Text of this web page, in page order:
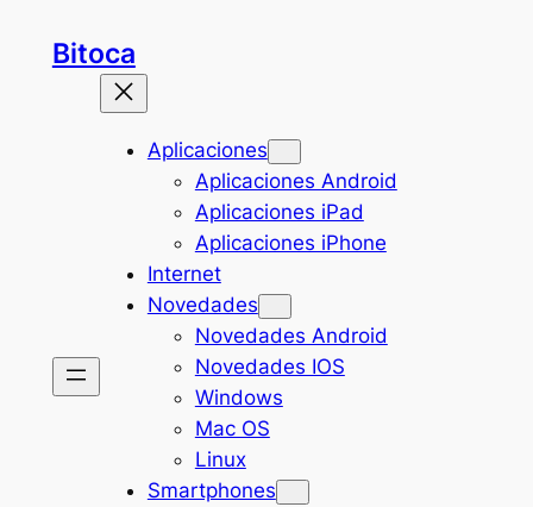
Bitoca
Aplicaciones
Aplicaciones Android
Aplicaciones iPad
Aplicaciones iPhone
Internet
Novedades
Novedades Android
Novedades IOS
Windows
Mac OS
Linux
Smartphones